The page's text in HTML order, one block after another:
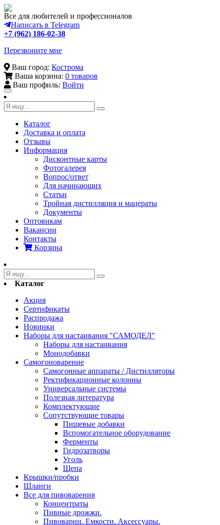
Все для любителей и профессионалов
Написать в Telegram
+7 (962) 186-02-38
Перезвоните мне
Ваш город: Кострома
Ваша корзина: 0 товаров
Ваш профиль: Войти
Toggle
navigation
Каталог
Доставка и оплата
Отзывы
Информация
Дисконтные карты
Фотогалерея
Вопрос/ответ
Для начинающих
Статьи
Тройная дистилляция и мацераты
Документы
Оптовикам
Вакансии
Контакты
Корзина
Каталог
Акция
Сертификаты
Распродажа
Новинки
Наборы для настаивания "САМОДЕЛ"
Наборы для настаивания
Монодобавки
Самогоноварение
Самогонные аппараты / Дистилляторы
Ректификационные колонны
Универсальные системы
Полезная литература
Комплектующие
Сопутствующие товары
Пищевые добавки
Вспомогательное оборудование
Ферменты
Гидрозатворы
Уголь
Щепа
Крышки/пробки
Шланги
Все для пивоварения
Концентраты
Пивные дрожжи.
Пивоварни. Емкости. Аксессуары.